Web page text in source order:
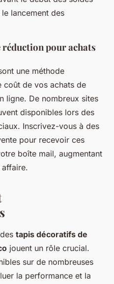
lancement des
pour achats
une méthode
coût de vos achats de
ligne. De nombreux sites
disponibles lors des
Inscrivez-vous à des
pour recevoir ces
boîte mail, augmentant
affaire.
tapis décoratifs de
jouent un rôle crucial.
sur de nombreuses
la performance et la